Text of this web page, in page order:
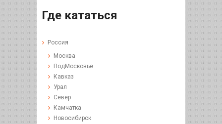
Где кататься
Россия
Москва
ПодМосковье
Кавказ
Урал
Север
Камчатка
Новосибирск